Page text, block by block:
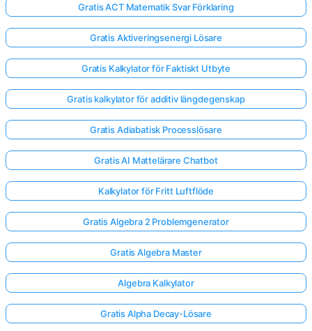
Gratis ACT Matematik Svar Förklaring
Gratis Aktiveringsenergi Lösare
Gratis Kalkylator för Faktiskt Utbyte
Gratis kalkylator för additiv längdegenskap
Gratis Adiabatisk Processlösare
Gratis AI Mattelärare Chatbot
Kalkylator för Fritt Luftflöde
Gratis Algebra 2 Problemgenerator
Gratis Algebra Master
Algebra Kalkylator
Gratis Alpha Decay-Lösare